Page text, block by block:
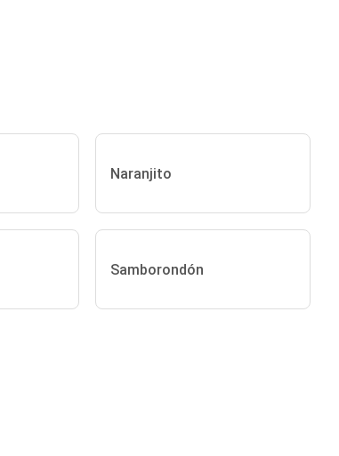
Naranjito
Samborondón